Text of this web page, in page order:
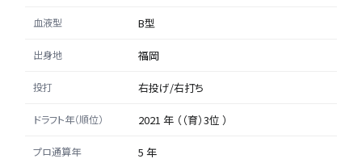
血液型 B型
出身地 福岡
投打 右投げ/右打ち
ドラフト年（順位） 2021 年 （（育）3位 ）
プロ通算年 5 年